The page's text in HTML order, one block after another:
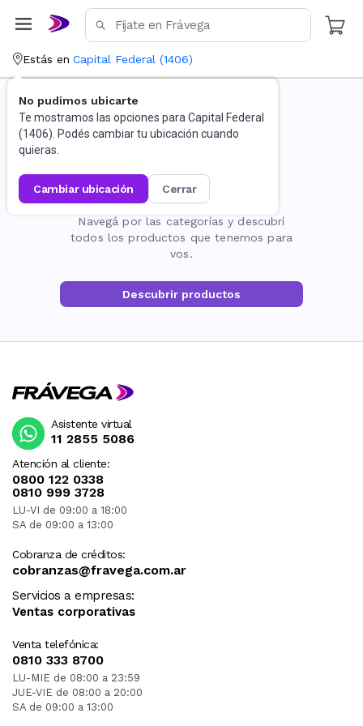
Estás en Capital Federal (1406)
No pudimos ubicarte
Te mostramos las opciones para Capital Federal
(1406). Podés cambiar tu ubicación cuando
quieras.
cambiar ubicación cerrar
La página no existe
Navegá por las categorías y descubrí
todos los productos que tenemos para
vos.
Descubrir productos
Atención al cliente:
0800 122 0338
0810 999 3728
LU-VI de 09:00 a 18:00
SA de 09:00 a 13:00
Cobranza de créditos:
cobranzas@fravega.com.ar
Servicios a empresas:
Ventas corporativas
Venta telefónica:
0810 333 8700
LU-MIE de 08:00 a 23:59
JUE-VIE de 08:00 a 20:00
SA de 09:00 a 13:00
Asistente virtual
11 2855 5086